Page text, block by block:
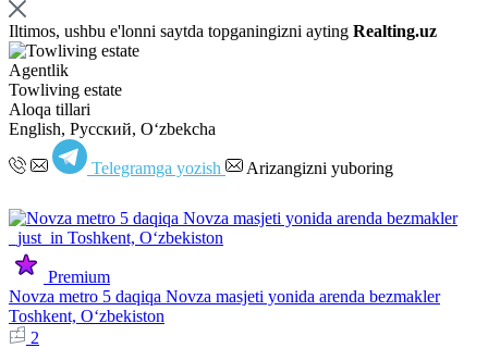
Iltimos, ushbu e'lonni saytda topganingizni ayting Realting.uz
Agentlik
Towliving estate
Aloqa tillari
English, Русский, Oʻzbekcha
Telegramga yozish Arizangizni yuboring
Premium
Novza metro 5 daqiqa Novza masjeti yonida arenda bezmakler
Toshkent, Oʻzbekiston
2